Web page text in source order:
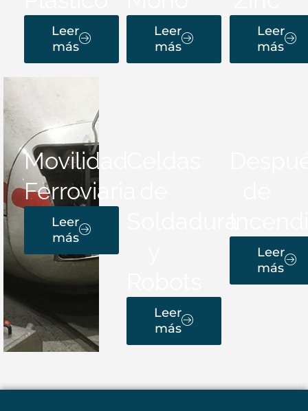
Leer
más
Leer
más
Leer
más
Movilidad
Ferroviaria
Leer
más
Leer
más
Leer
más